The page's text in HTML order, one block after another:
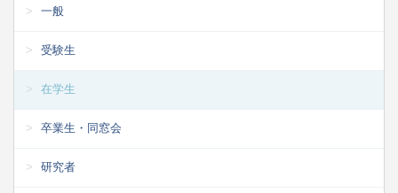
一般
受験生
在学生
卒業生・同窓会
研究者